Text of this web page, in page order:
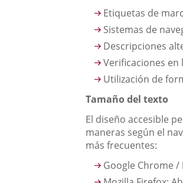
Etiquetas de
Sistemas de
Descripciones
Verificaciones
Utilización de
Tamaño del texto
El diseño accesible
maneras según el
más frecuentes:
Google Chrome /